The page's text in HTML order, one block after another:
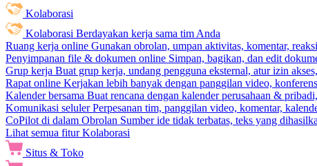
Kolaborasi
Kolaborasi Berdayakan kerja sama tim Anda
Ruang kerja online Gunakan obrolan, umpan aktivitas, komentar,
Penyimpanan file & dokumen online Simpan, bagikan, dan edit
Grup kerja Buat grup kerja, undang pengguna eksternal, atur izin
Rapat online Kerjakan lebih banyak dengan panggilan video,
Kalender bersama Buat rencana dengan kalender perusahaan &
Komunikasi seluler Perpesanan tim, panggilan video, komentar,
CoPilot di dalam Obrolan Sumber ide tidak terbatas, teks yang
Lihat semua fitur Kolaborasi
Situs & Toko